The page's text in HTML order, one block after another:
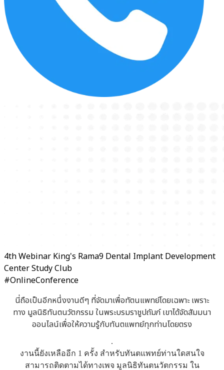
4th Webinar King's Rama9 Dental Implant Development
Center Study Club
#OnlineConference
นี่ถือเป็นอีกหนึ่งงานดีๆ ที่จัดมาเพื่อทัตนแพทย์โดยเฉพาะ เพราะ
ทาง มูลนิธิทันตนวัตกรรม ในพระบรมราชูปถัมภ์ เขาได้จัดสัมมนา
ออนไลน์เพื่อให้ความรู้กับทันตแพทย์ทุกท่านโดยตรง
.
งานนี้ยังเหลืออีก 1 ครั้ง สำหรับทันตแพทย์ท่านใดสนใจ
สามารถติดตามได้ทางเพจ มูลนิธิทันตนวัตกรรม ใน